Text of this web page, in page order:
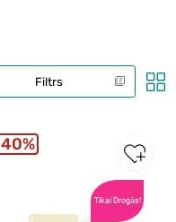
Filtrs
Tikai Drogās!
40%